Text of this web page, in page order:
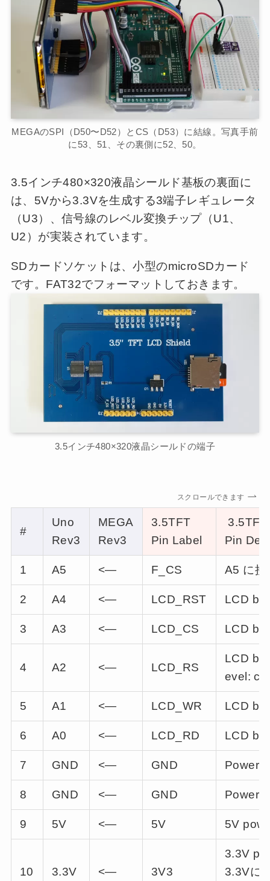
MEGAのSPI（D50〜D52）とCS（D53）に結線。写真手前
に53、51、その裏側に52、50。
3.5インチ480×320液晶シールド基板の裏面に
は、5Vから3.3Vを生成する3端子レギュレータ
（U3）、信号線のレベル変換チップ（U1、
U2）が実装されています。
SDカードソケットは、小型のmicroSDカード
です。FAT32でフォーマットしておきます。
3.5インチ480×320液晶シールドの端子
スクロールできます
#
Uno
Rev3
MEGA
Rev3
3.5TFT
Pin Label
3.5TFT
Pin
1 A5 <— F_CS A5 に接
2 A4 <— LCD_RST LCD
3 A3 <— LCD_CS LCD
4 A2 <— LCD_RS
LCD
evel:
5 A1 <— LCD_WR LCD
6 A0 <— LCD_RD LCD
7 GND <— GND Power
8 GND <— GND Power
9 5V <— 5V 5V
10 3.3V <— 3V3
3.3V
3.3Vに